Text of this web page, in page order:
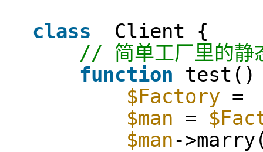
class
Client {
// 简单工厂里的静
function
$Factory
$man =
$man-